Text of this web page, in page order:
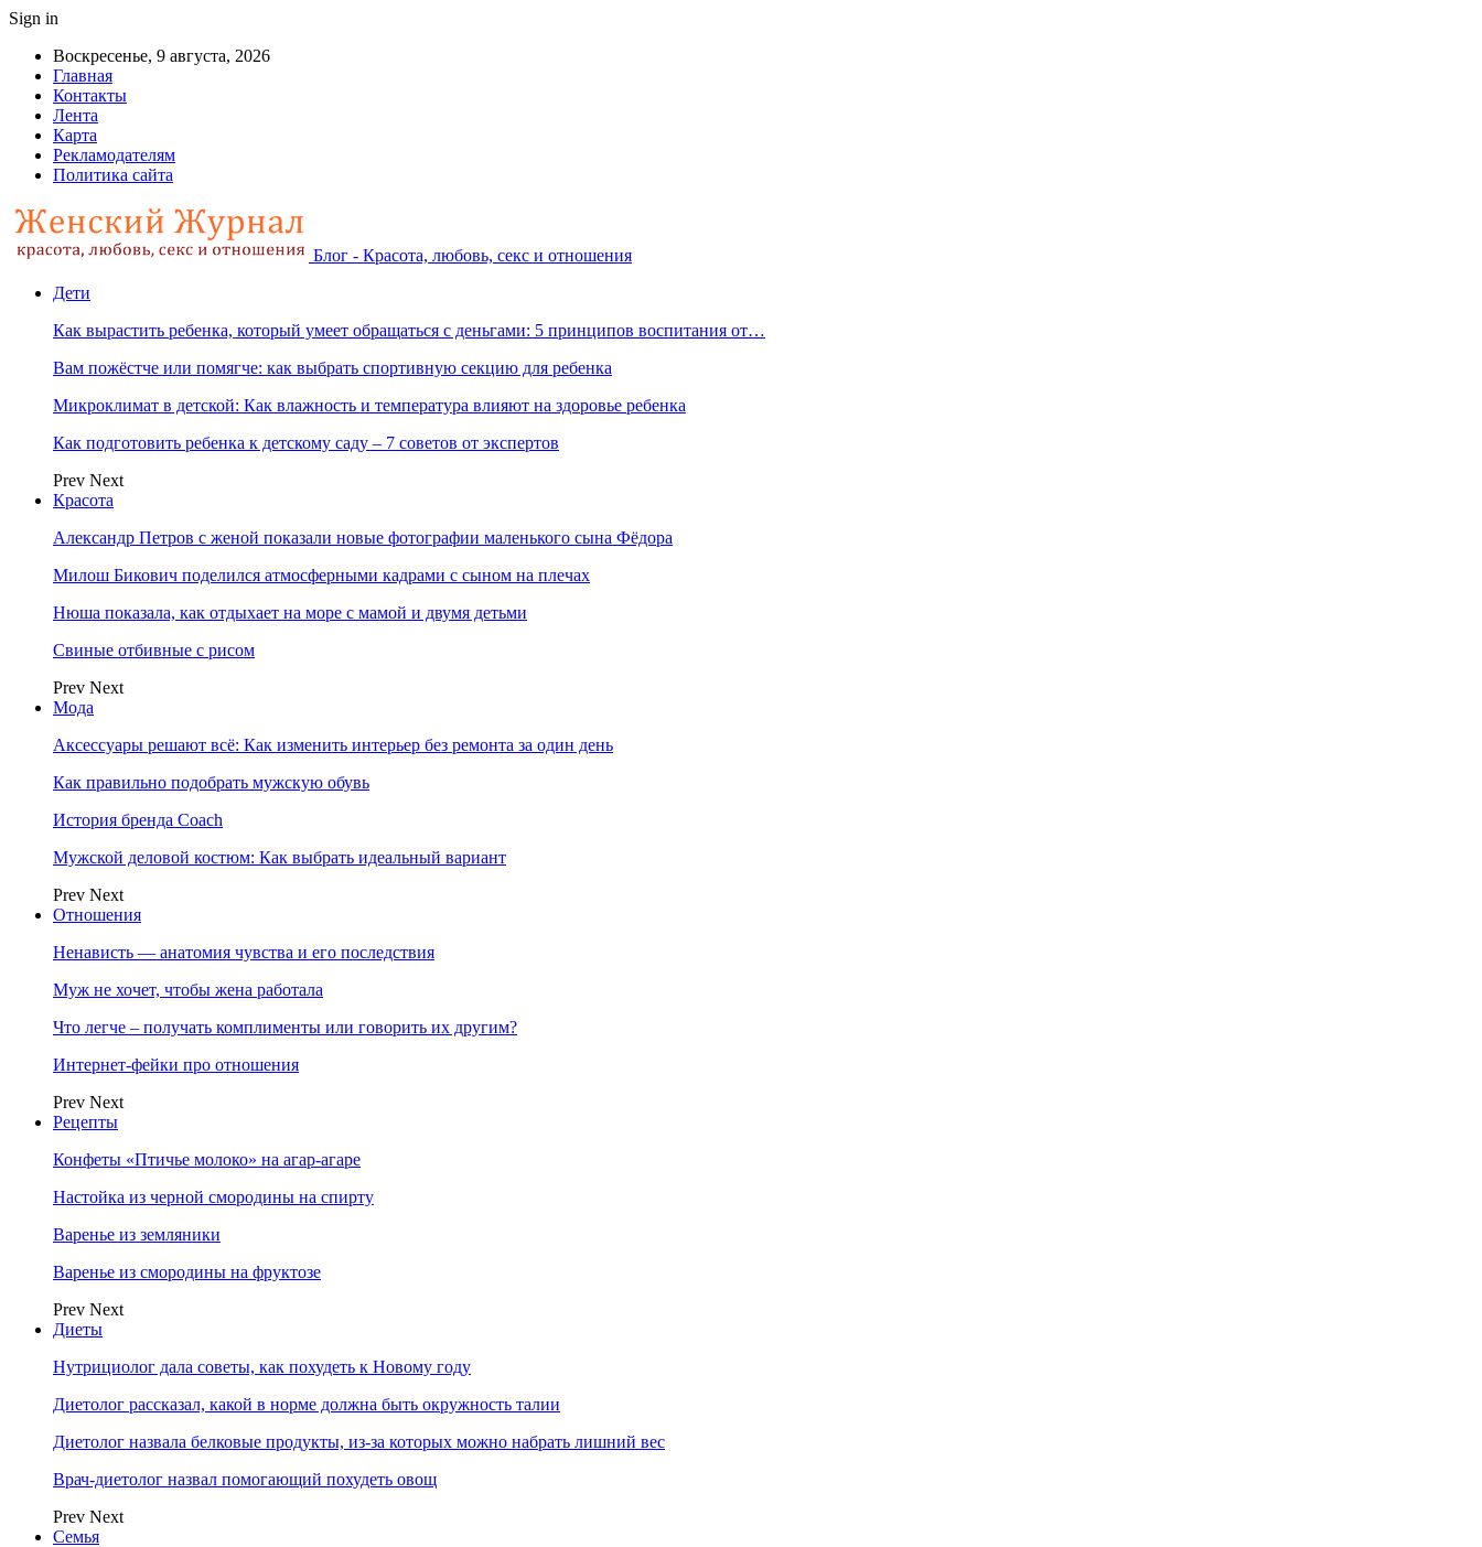
Sign in
Воскресенье, 9 августа, 2026
Главная
Контакты
Лента
Карта
Рекламодателям
Политика сайта
Блог - Красота, любовь, секс и отношения
Дети
Как вырастить ребенка, который умеет обращаться с деньгами: 5 принципов воспитания от…
Вам пожёстче или помягче: как выбрать спортивную секцию для ребенка
Микроклимат в детской: Как влажность и температура влияют на здоровье ребенка
Как подготовить ребенка к детскому саду – 7 советов от экспертов
Prev Next
Красота
Александр Петров с женой показали новые фотографии маленького сына Фёдора
Милош Бикович поделился атмосферными кадрами с сыном на плечах
Нюша показала, как отдыхает на море с мамой и двумя детьми
Свиные отбивные с рисом
Prev Next
Мода
Аксессуары решают всё: Как изменить интерьер без ремонта за один день
Как правильно подобрать мужскую обувь
История бренда Coach
Мужской деловой костюм: Как выбрать идеальный вариант
Prev Next
Отношения
Ненависть — анатомия чувства и его последствия
Муж не хочет, чтобы жена работала
Что легче – получать комплименты или говорить их другим?
Интернет-фейки про отношения
Prev Next
Рецепты
Конфеты «Птичье молоко» на агар-агаре
Настойка из черной смородины на спирту
Варенье из земляники
Варенье из смородины на фруктозе
Prev Next
Диеты
Нутрициолог дала советы, как похудеть к Новому году
Диетолог рассказал, какой в норме должна быть окружность талии
Диетолог назвала белковые продукты, из-за которых можно набрать лишний вес
Врач-диетолог назвал помогающий похудеть овощ
Prev Next
Семья